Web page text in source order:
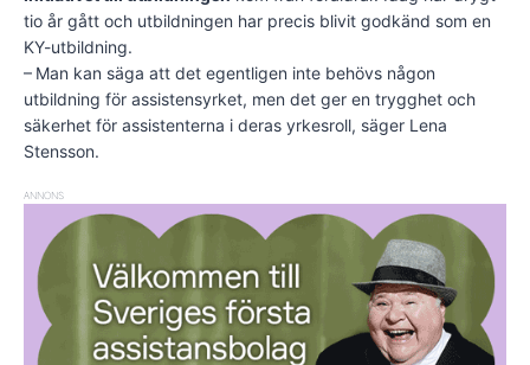
tio år gått och utbildningen har precis blivit godkänd som en
KY-utbildning.
– Man kan säga att det egentligen inte behövs någon
utbildning för assistensyrket, men det ger en trygghet och
säkerhet för assistenterna i deras yrkesroll, säger Lena
Stensson.
ANNONS